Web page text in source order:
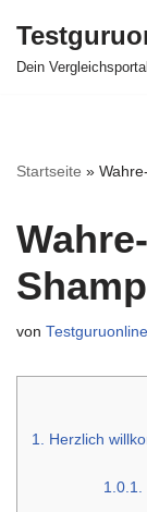
Zum
Dein Vergleichsportal
Startseite »
von Testguruonline
1. Herzlich
1.0.1.